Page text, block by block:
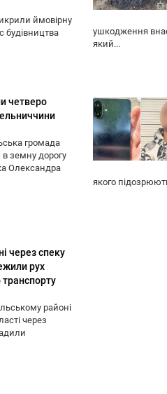
ймовірну
будівництва
ушкодження
який...
четверо
громада
земну дорогу
Олександра
якого
через спеку
рух
районі
через